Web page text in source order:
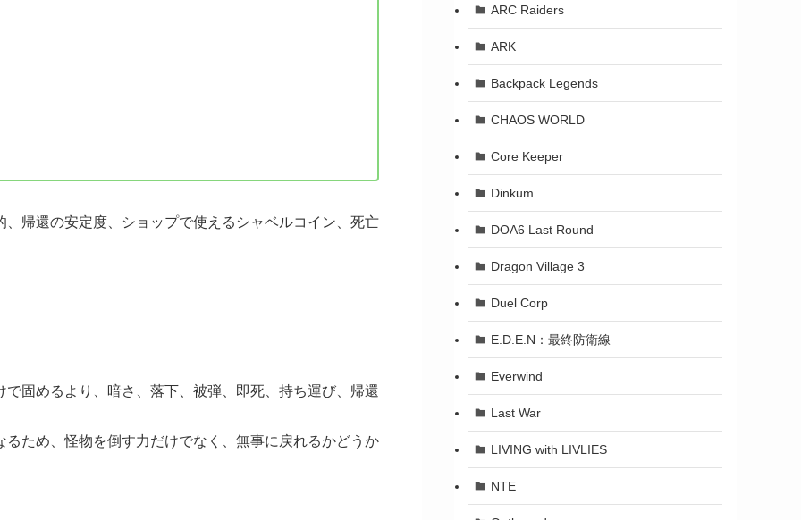
、帰還の安定度、ショップで使えるシャベルコイン、死亡
固めるより、暗さ、落下、被弾、即死、持ち運び、帰還
ため、怪物を倒す力だけでなく、無事に戻れるかどうか
ARC Raiders
ARK
Backpack Legends
CHAOS WORLD
Core Keeper
Dinkum
DOA6 Last Round
Dragon Village 3
Duel Corp
E.D.E.N：最終防衛線
Everwind
Last War
LIVING with LIVLIES
NTE